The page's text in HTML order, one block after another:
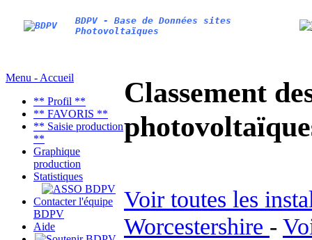
BDPV - Base de Données sites
Photovoltaïques
Menu - Accueil
** Profil **
** FAVORIS **
** Saisie production
**
Graphique
production
Statistiques
Contacter l'équipe
BDPV
Aide
Classement
Voir toutes les
Worcestershire -